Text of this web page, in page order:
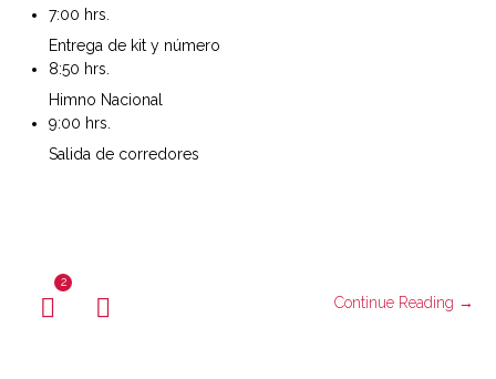
7:00 hrs.
Entrega de kit y número
8:50 hrs.
Himno Nacional
9:00 hrs.
Salida de corredores
2
Continue Reading →